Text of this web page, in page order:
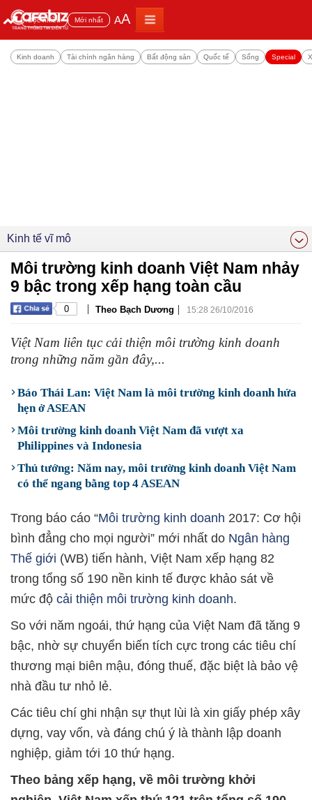
Đọc nhiều Mới nhất AA
Kinh doanh Tài chính ngân hàng Bất động sản Quốc tế Sống Special
Kinh tế vĩ mô
Môi trường kinh doanh Việt Nam nhảy
9 bậc trong xếp hạng toàn cầu
0 | Theo Bạch Dương | 15:28 26/10/2016
Việt Nam liên tục cải thiện môi trường kinh doanh
trong những năm gần đây,...
Báo Thái Lan: Việt Nam là môi trường kinh doanh hứa
hẹn ở ASEAN
Môi trường kinh doanh Việt Nam đã vượt xa
Philippines và Indonesia
Thủ tướng: Năm nay, môi trường kinh doanh Việt Nam
có thể ngang bằng top 4 ASEAN
Trong báo cáo “Môi trường kinh doanh 2017: Cơ hội
bình đẳng cho mọi người” mới nhất do Ngân hàng
Thế giới (WB) tiến hành, Việt Nam xếp hạng 82
trong tổng số 190 nền kinh tế được khảo sát về
mức độ cải thiện môi trường kinh doanh.
So với năm ngoái, thứ hạng của Việt Nam đã tăng 9
bậc, nhờ sự chuyển biến tích cực trong các tiêu chí
thương mại biên mậu, đóng thuế, đặc biệt là bảo vệ
nhà đầu tư nhỏ lẻ.
Các tiêu chí ghi nhận sự thụt lùi là xin giấy phép xây
dựng, vay vốn, và đáng chú ý là thành lập doanh
nghiệp, giảm tới 10 thứ hạng.
Theo bảng xếp hạng, về môi trường khởi